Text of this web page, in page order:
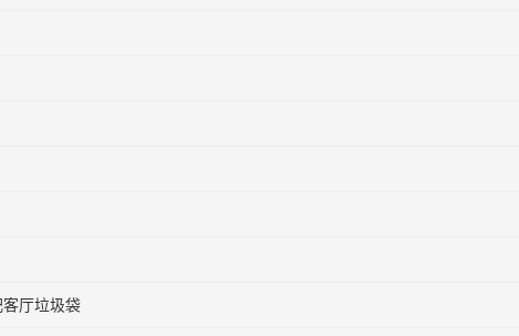
客厅垃圾袋